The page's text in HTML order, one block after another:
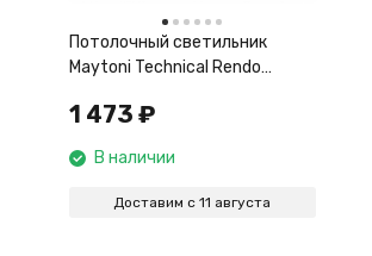
Потолочный светильник
Maytoni Technical Rendo
1 473 ₽
В наличии
Доставим с 11 августа